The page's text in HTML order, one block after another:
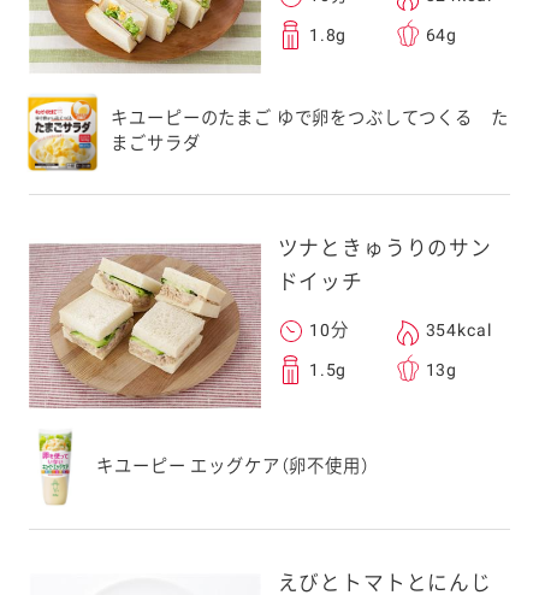
1.8g 64g
キユーピーのたまご ゆで卵をつぶしてつくる た
まごサラダ
ツナときゅうりのサン
ドイッチ
10分 354kcal
1.5g 13g
キユーピー エッグケア（卵不使用）
えびとトマトとにんじ